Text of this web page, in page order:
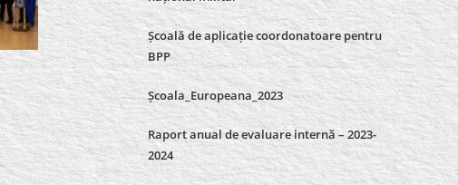
Școală de aplicație coordonatoare pentru
BPP
Școala_Europeana_2023
Raport anual de evaluare internă – 2023-
2024